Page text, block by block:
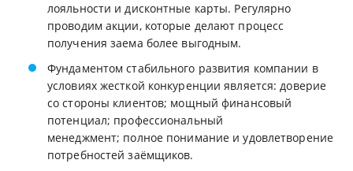
лояльности и дисконтные карты. Регулярно
проводим акции, которые делают процесс
получения заема более выгодным.
Фундаментом стабильного развития компании в
условиях жесткой конкуренции является: доверие
со стороны клиентов; мощный финансовый
потенциал; профессиональный
менеджмент; полное понимание и удовлетворение
потребностей заёмщиков.